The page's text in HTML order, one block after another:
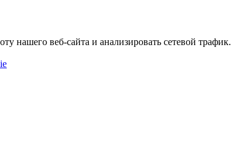
нашего веб-сайта и анализировать сетевой трафик.